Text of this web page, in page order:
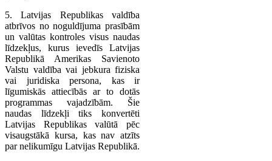
5. Latvijas Republikas valdība
atbrīvos no noguldījuma prasībām
un valūtas kontroles visus naudas
līdzekļus, kurus ievedīs Latvijas
Republikā Amerikas Savienoto
Valstu valdība vai jebkura fiziska
vai juridiska persona, kas ir
līgumiskās attiecībās ar to dotās
programmas vajadzībām. Šie
naudas līdzekļi tiks konvertēti
Latvijas Republikas valūtā pēc
visaugstākā kursa, kas nav atzīts
par nelikumīgu Latvijas Republikā.